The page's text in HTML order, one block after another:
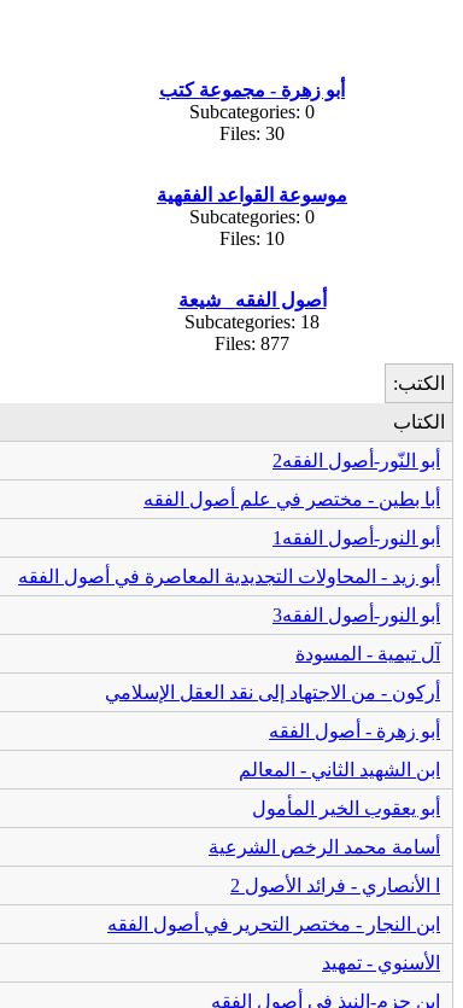
أبو زهرة - مجموعة كتب
Subcategories: 0
Files: 30
موسوعة القواعد الفقهية
Subcategories: 0
Files: 10
أصول الفقه_ شيعة
Subcategories: 18
Files: 877
الكتب:
الكتاب
أبو النّور-أصول الفقه2
أبا بطين - مختصر في علم أصول الفقه
أبو النور-أصول الفقه1
أبو زيد - المحاولات التجديدية المعاصرة في أصول الفقه
أبو النور-أصول الفقه3
آل تيمية - المسودة
أركون - من الاجتهاد إلى نقد العقل الإسلامي
أبو زهرة - أصول الفقه
ابن الشهيد الثاني - المعالم
أبو يعقوب الخير المأمول
أسامة محمد الرخص الشرعية
ا الأنصاري - فرائد الأصول 2
ابن النجار - مختصر التحرير في أصول الفقه
الأسنوي - تمهيد
ابن حزم-النبذ في أصول الفقه